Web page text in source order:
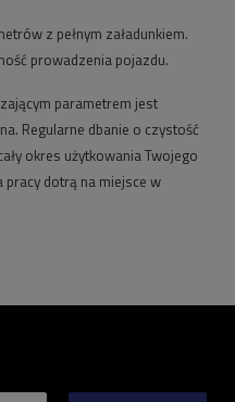
z pełnym załadunkiem.
prowadzenia pojazdu.
parametrem jest
Regularne dbanie o czystość
okres użytkowania Twojego
pracy dotrą na miejsce w